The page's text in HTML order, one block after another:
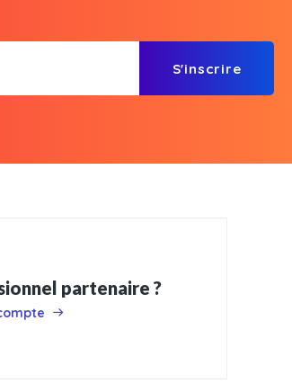
S'inscrire
partenaire ?